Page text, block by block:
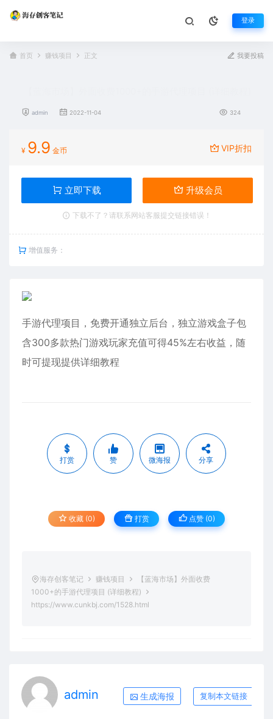
登录
首页 赚钱项目 正文 我要投稿
admin 2022-11-04 324
¥ 9.9 金币 VIP折扣
立即下载 升级会员
下载不了？请联系网站客服提交链接错误！
增值服务：
手游代理项目，免费开通独立后台，独立游戏盒子包
含300多款热门游戏玩家充值可得45%左右收益，随
时可提现提供详细教程
打赏 赞 微海报 分享
收藏 (0) 打赏 点赞 (0)
海存创客笔记 赚钱项目
【蓝海市场】外面收费
1000+的手游代理项目 (详细教程)
https://www.cunkbj.com/1528.html
admin 生成海报 复制本文链接